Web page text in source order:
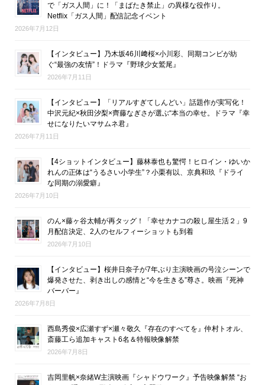
で「ガス人間」に！「まばたき禁止」の異様な役作り。
Netflix「ガス人間」配信記念イベント
2026年7月12日
【インタビュー】乃木坂46川﨑桜×小川彩、同期コンビが紡
ぐ“最強の友情”！ドラマ『野球少女鷲尾』
2026年7月11日
【インタビュー】「リアルすぎてしんどい」話題作が実写化！
中沢元紀×秋田汐梨×齊藤なぎさが選ぶ“本当の幸せ。ドラマ『幸
せになりたいマサムネ君』
2026年7月11日
【4ショットインタビュー】藤林泰也も驚愕！ヒロイン・ゆいか
れんの正体は“うるさい小学生”？小栗有以、京典和玖『ドライ
な同期の溺愛癖』
2026年7月10日
のん×藤ヶ谷太輔が再タッグ！「幸せカナコの殺し屋生活２」9
月配信決定、2人のセルフィーショットも到着
2026年7月10日
【インタビュー】桜井日奈子が7年ぶり主演映画の号泣シーンで
爆発させた、剥き出しの感情と“今を生きる”尊さ。映画『死神
バーバー』
2026年7月8日
西島秀俊×広瀬すず×瀬々敬久『存在のすべてを』仲村トオル、
斎藤工ら追加キャスト6名＆特報映像解禁
2026年7月8日
吉岡里帆×奈緒W主演映画『シャドウワーク』予告映像解禁 “お